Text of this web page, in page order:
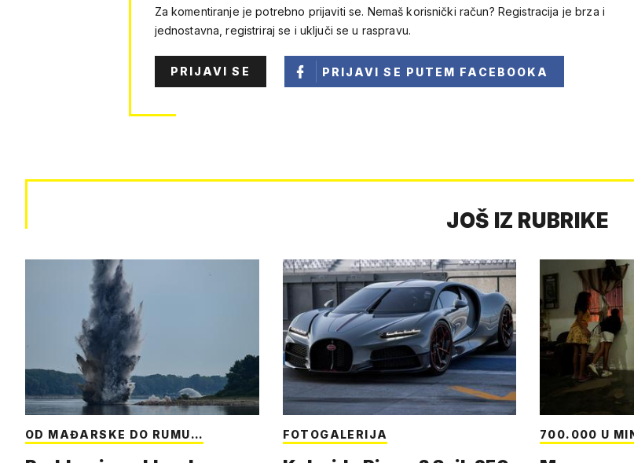
Za komentiranje je potrebno prijaviti se. Nemaš korisnički račun? Registracija je brza i
jednostavna, registriraj se i uključi se u raspravu.
PRIJAVI SE PRIJAVI SE PUTEM FACEBOOKA
JOŠ IZ RUBRIKE
OD MAĐARSKE DO RUMU… FOTOGALERIJA 700.000 U